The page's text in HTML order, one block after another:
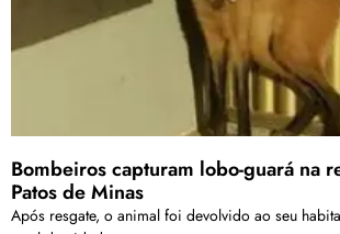
Bombeiros capturam lobo-guará na
Patos de Minas
Após resgate, o animal foi devolvido ao seu